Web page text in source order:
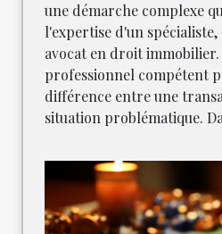
une démarche complexe
l'expertise d'un
avocat en droit
professionnel compétent
différence entre une
situation problématique.